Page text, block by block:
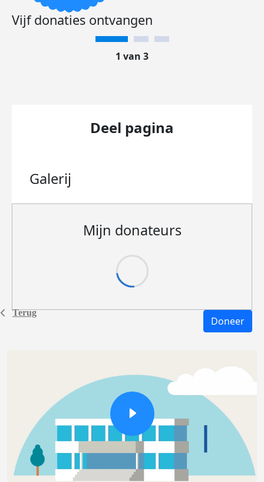
Terug
Vijf donaties ontvangen
1 van 3
Deel pagina
Galerij
Mijn donateurs
Doneer